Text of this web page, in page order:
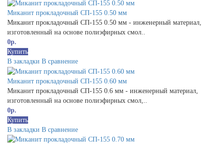
Миканит прокладочный СП-155 0.50 мм
Миканит прокладочный СП-155 0.50 мм - инженерный материал,
изготовленный на основе полиэфирных смол..
0р.
Купить
В закладки В сравнение
Миканит прокладочный СП-155 0.60 мм
Миканит прокладочный СП-155 0.6 мм - инженерный материал,
изготовленный на основе полиэфирных смол,..
0р.
Купить
В закладки В сравнение